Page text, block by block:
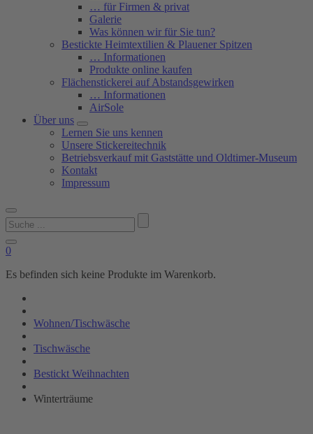
… für Firmen & privat
Galerie
Was können wir für Sie tun?
Bestickte Heimtextilien & Plauener Spitzen
… Informationen
Produkte online kaufen
Flächenstickerei auf Abstandsgewirken
… Informationen
AirSole
Über uns
Lernen Sie uns kennen
Unsere Stickereitechnik
Betriebsverkauf mit Gaststätte und Oldtimer-Museum
Kontakt
Impressum
Suchen
nach:
0
Es befinden sich keine Produkte im Warenkorb.
Wohnen/Tischwäsche
Tischwäsche
Bestickt Weihnachten
Winterträume